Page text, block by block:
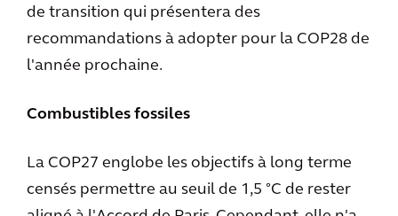
de transition qui présentera des
recommandations à adopter pour la COP28 de
l'année prochaine.
Combustibles fossiles
La COP27 englobe les objectifs à long terme
censés permettre au seuil de 1,5 °C de rester